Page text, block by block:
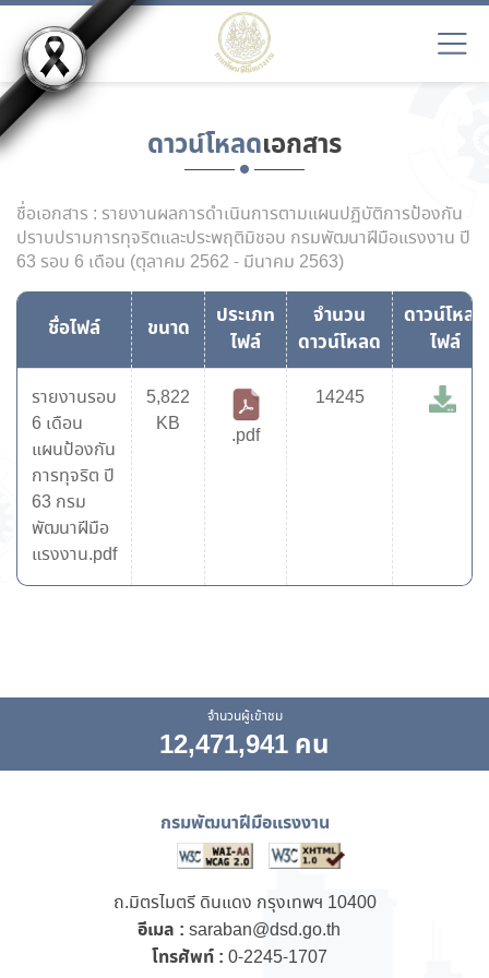
ดาวน์โหลดเอกสาร
ชื่อเอกสาร : รายงานผลการดำเนินการตามแผนปฏิบัติการป้องกัน
ปราบปรามการทุจริตและประพฤติมิชอบ กรมพัฒนาฝีมือแรงงาน ปี
63 รอบ 6 เดือน (ตุลาคม 2562 - มีนาคม 2563)
ชื่อไฟล์ ขนาด
ประเภท
ไฟล์
จำนวน
ดาวน์โหลด
ดาวน์โหลด
ไฟล์
รายงานรอบ
6 เดือน
แผนป้องกัน
การทุจริต ปี
63 กรม
พัฒนาฝีมือ
แรงงาน.pdf
5,822
KB
.pdf
14245
จำนวนผู้เข้าชม
12,471,941 คน
กรมพัฒนาฝีมือแรงงาน
ถ.มิตรไมตรี ดินแดง กรุงเทพฯ 10400
อีเมล : saraban@dsd.go.th
โทรศัพท์ : 0-2245-1707